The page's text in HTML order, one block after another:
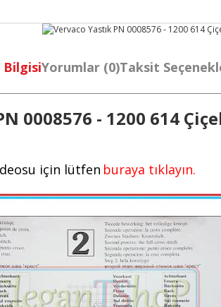
BilgisiYorumlar (0)Taksit
0008576 - 1200 614
için lütfen buraya tıklayın.